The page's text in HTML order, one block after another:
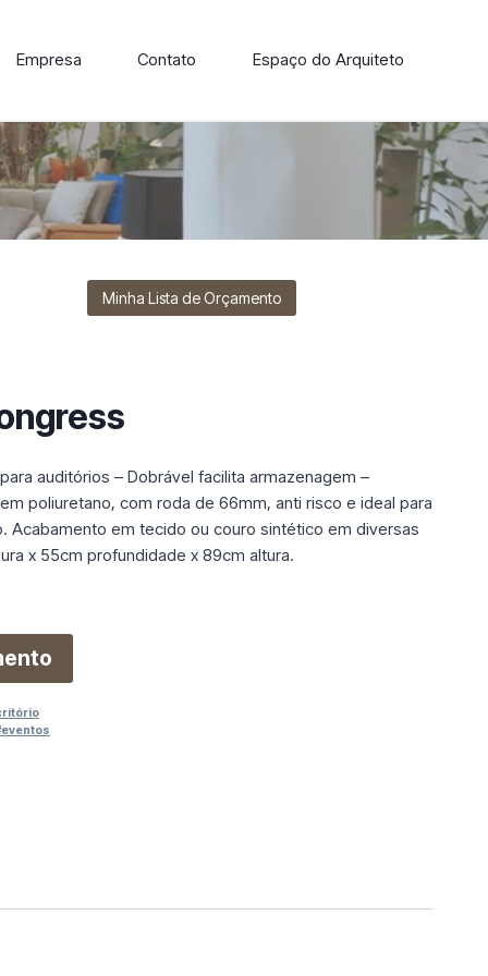
Empresa Contato Espaço do Arquiteto
nossa linha de cadeiras, poltronas, sofás e mesas de
Minha Lista de Orçamento
auditórios – Dobrável facilita armazenagem –
poliuretano, com roda de 66mm, anti risco e ideal para
Acabamento em tecido ou couro sintético em diversas
x 55cm profundidade x 89cm altura.